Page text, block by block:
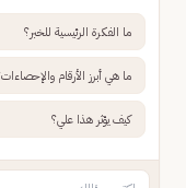
ما الفكرة الرئيسية للخبر؟
ما هي أبرز الأرقام
كيف يؤثر هذا علي؟